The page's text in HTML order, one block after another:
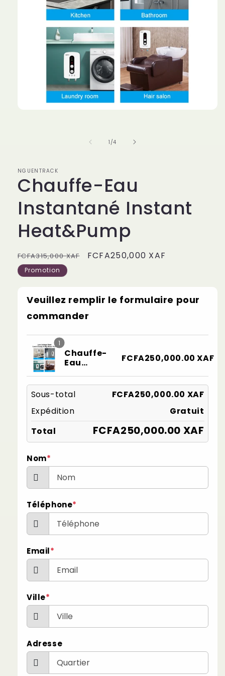
1 /de
4
NGUENTRACK
Chauffe-Eau
Instantané Instant
Heat&Pump
Prix
habituel
FCFA315,000 XAF
Prix
FCFA250,000 XAF
Promotion
Veuillez remplir le formulaire pour
commander
1
Chauffe-
Eau
Instant
Heat&Pump
FCFA250,000.00 XAF
Sous-total
FCFA250,000.00 XAF
Expédition
Gratuit
Total
FCFA250,000.00 XAF
Nom*
Téléphone*
Email*
Ville*
Adresse